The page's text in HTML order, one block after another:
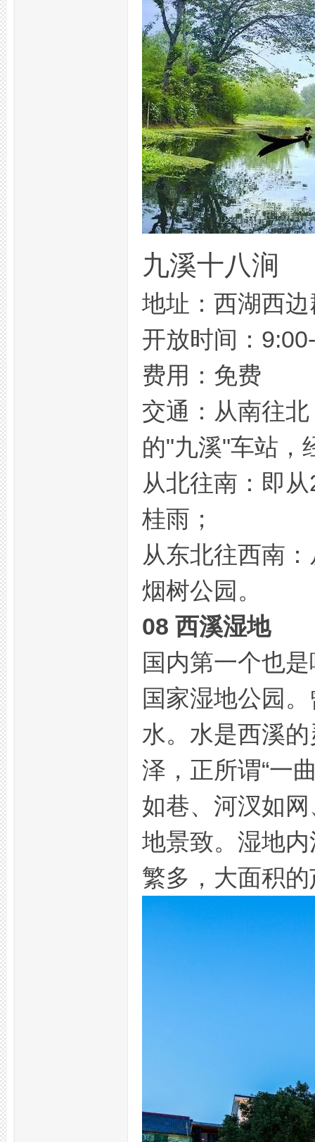
九溪十八涧
地址：西湖西
开放时间：
费用：免费
交通：从南往
的"九溪"车站，
从北往南：即
桂雨；
从东北往西南
烟树公园。
08 西溪湿地
国内第一个也
国家湿地公园
水。水是西溪
泽，正所谓“一
如巷、河汊如
地景致。湿地
繁多，大面积